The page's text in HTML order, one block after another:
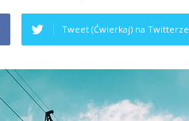
Tweet (Ćwierkaj) na Twitterze